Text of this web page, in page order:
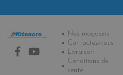
Informations
Nos magasins
Contactez-nous
Livraison
Conditions de
vente